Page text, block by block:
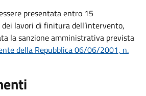
presentata entro 15
lavori di finitura dell’intervento,
la sanzione amministrativa prevista
della Repubblica 06/06/2001, n.